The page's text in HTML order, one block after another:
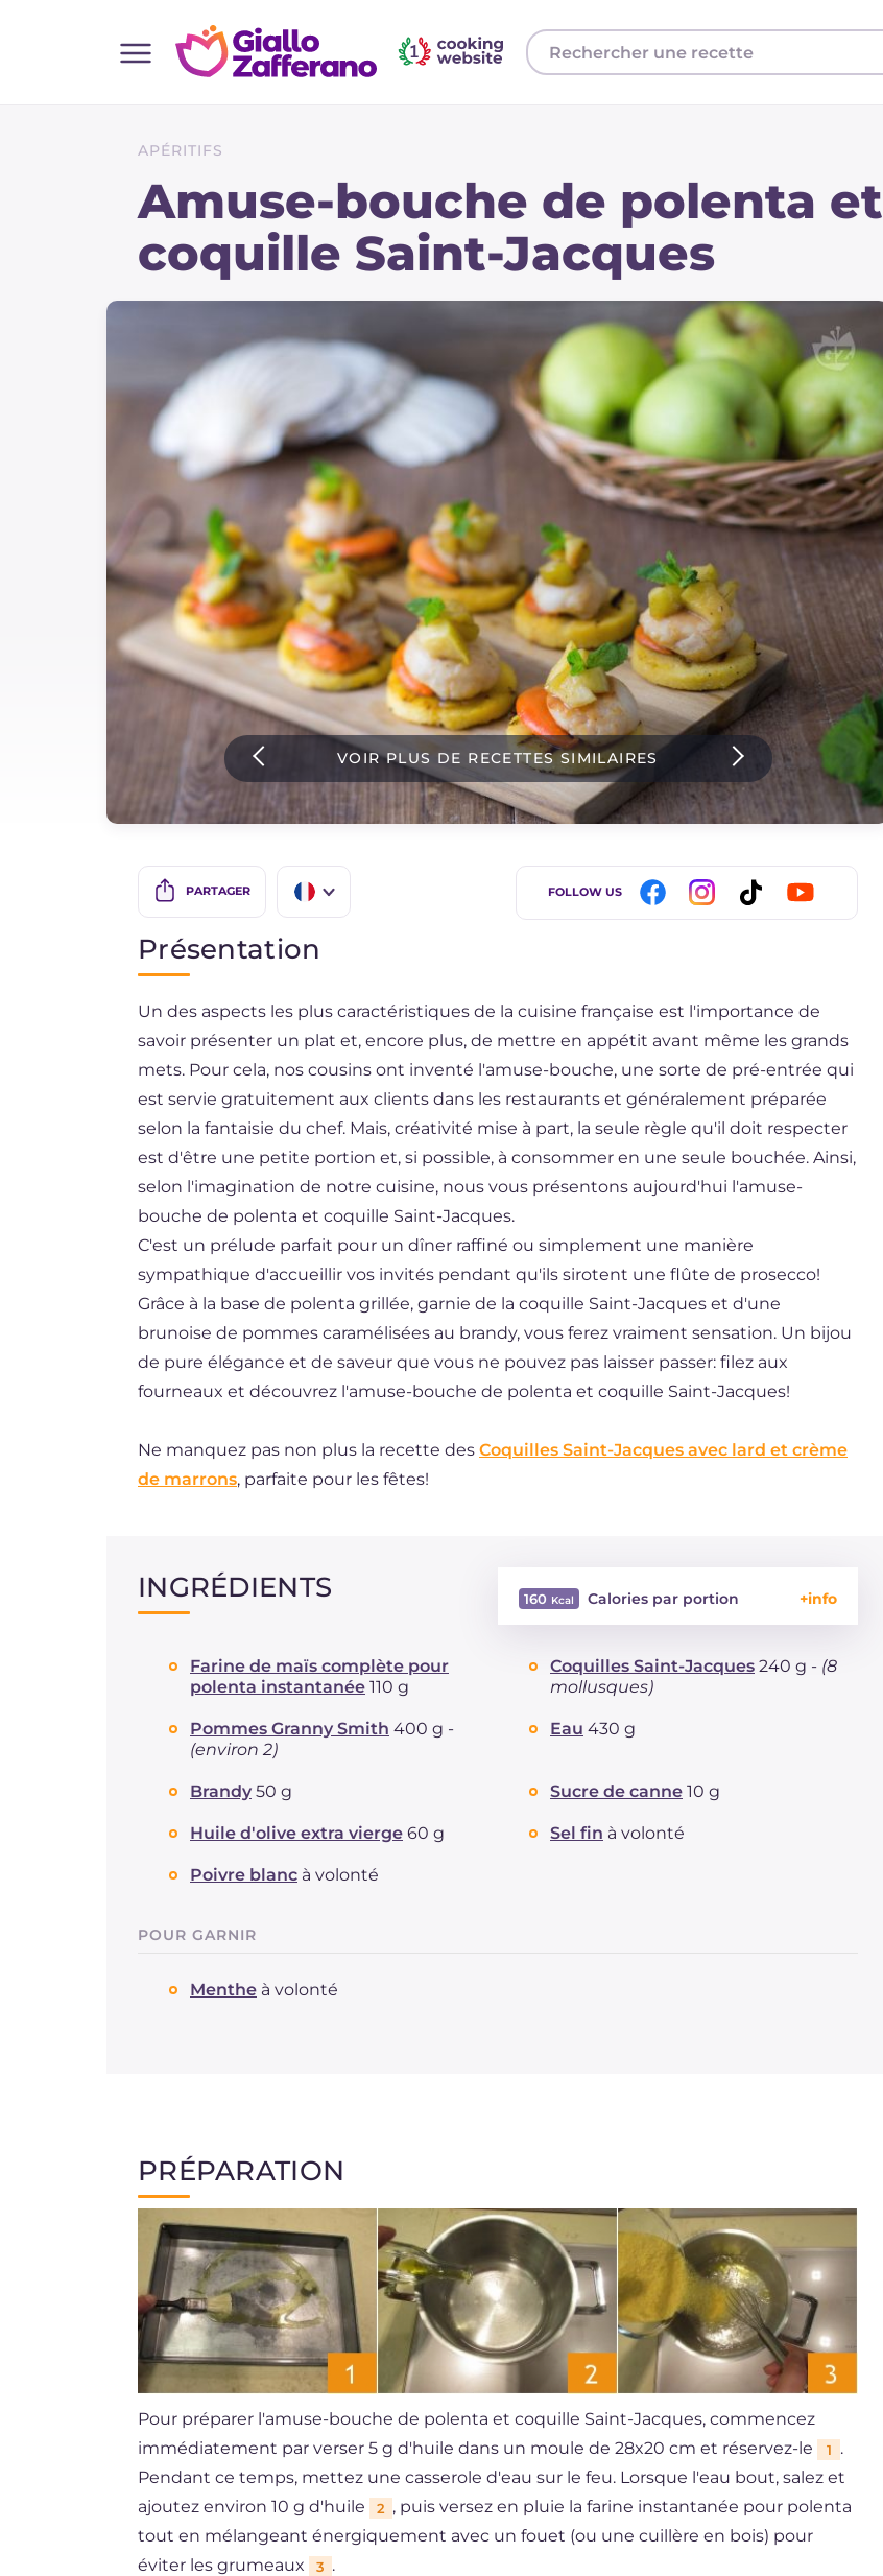
Toutes les recettes
Plats principaux
Pizzas et focaccia
Gateaux et patisserie
Dernieres recettes
IT Website
Instagram
YouTube
APÉRITIFS
Amuse-bouche de polenta et
coquille Saint-Jacques
VOIR PLUS DE RECETTES SIMILAIRES
PARTAGER
BR
ES
NL
FOLLOW US
Présentation
Un des aspects les plus caractéristiques de la cuisine française est l'importance de
savoir présenter un plat et, encore plus, de mettre en appétit avant même les grands
mets. Pour cela, nos cousins ont inventé l'amuse-bouche, une sorte de pré-entrée qui
est servie gratuitement aux clients dans les restaurants et généralement préparée
selon la fantaisie du chef. Mais, créativité mise à part, la seule règle qu'il doit respecter
est d'être une petite portion et, si possible, à consommer en une seule bouchée. Ainsi,
selon l'imagination de notre cuisine, nous vous présentons aujourd'hui l'amuse-
bouche de polenta et coquille Saint-Jacques.
C'est un prélude parfait pour un dîner raffiné ou simplement une manière
sympathique d'accueillir vos invités pendant qu'ils sirotent une flûte de prosecco!
Grâce à la base de polenta grillée, garnie de la coquille Saint-Jacques et d'une
brunoise de pommes caramélisées au brandy, vous ferez vraiment sensation. Un bijou
de pure élégance et de saveur que vous ne pouvez pas laisser passer: filez aux
fourneaux et découvrez l'amuse-bouche de polenta et coquille Saint-Jacques!
Ne manquez pas non plus la recette des Coquilles Saint-Jacques avec lard et crème
de marrons, parfaite pour les fêtes!
INGRÉDIENTS 160 Calories par portion
Glucides g 13.2
Dont sucres
Protéine
Fibre
Cholestérol
Farine de maïs complète pour
polenta instantanée 110 g
Coquilles Saint-Jacques 240 g - (8
mollusques)
Pommes Granny Smith 400 g -
(environ 2)
Eau 430 g
Brandy 50 g Sucre de canne 10 g
Huile d'olive extra vierge 60 g Sel fin à volonté
Poivre blanc à volonté
POUR GARNIR
Menthe à volonté
PRÉPARATION
Pour préparer l'amuse-bouche de polenta et coquille Saint-Jacques, commencez
immédiatement par verser 5 g d'huile dans un moule de 28x20 cm et réservez-le
1
.
Pendant ce temps, mettez une casserole d'eau sur le feu. Lorsque l'eau bout, salez et
ajoutez environ 10 g d'huile
2 , puis versez en pluie la farine instantanée pour polenta
tout en mélangeant énergiquement avec un fouet (ou une cuillère en bois) pour
éviter les grumeaux
3 .